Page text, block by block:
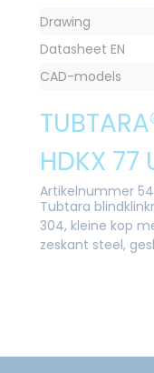
Drawing
Datasheet EN
CAD-models
HDKX 77
Artikelnummer
Tubtara
304, kleine kop
zeskant steel,